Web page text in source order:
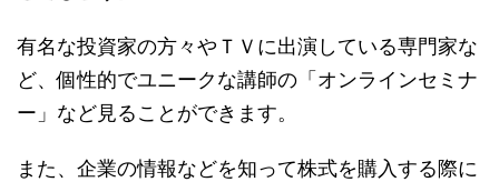
有名な投資家の方々やＴＶに出演している専門家な
ど、個性的でユニークな講師の「オンラインセミナ
ー」 など見ることができます。
また、企業の情報などを知って株式を購入する際に